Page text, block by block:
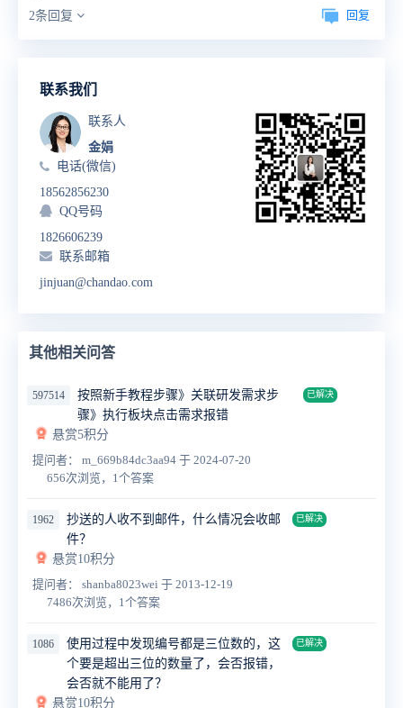
2条回复
回复
联系我们
联系人
金娟
电话(微信)
18562856230
QQ号码
1826606239
联系邮箱
jinjuan@chandao.com
其他相关问答
597514
按照新手教程步骤》关联研发需求步
骤》执行板块点击需求报错
已解决
悬赏5积分
提问者： m_669b84dc3aa94 于 2024-07-20
656次浏览，1个答案
1962
抄送的人收不到邮件，什么情况会收邮
件？
已解决
悬赏10积分
提问者： shanba8023wei 于 2013-12-19
7486次浏览，1个答案
1086
使用过程中发现编号都是三位数的，这
个要是超出三位的数量了，会否报错，
会否就不能用了？
已解决
悬赏10积分